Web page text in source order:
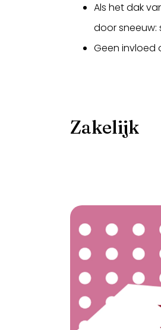
Als het dak
door
Geen invloed
Zakelijk